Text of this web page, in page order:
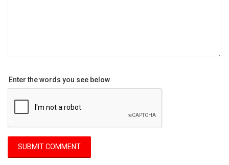
Enter the words you see below